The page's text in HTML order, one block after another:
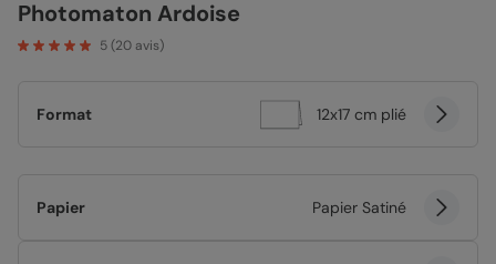
Photomaton Ardoise
5(20 avis)
Format 12x17 cm plié
Papier Papier Satiné